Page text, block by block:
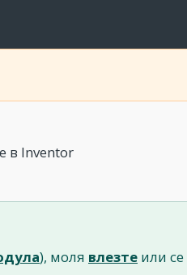
в Inventor
), моля влезте или се